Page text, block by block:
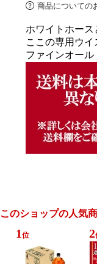
商品についての
ホワイトホース
ここの専用ウ
ファインオー
このショップの人気
1 位 2